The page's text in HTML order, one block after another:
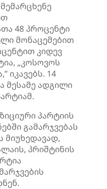
48 პროცენტი
მონაცემებით
კიდევ
„კოსოვოს
იკავებს. 14
მესამე ადგილი
პარტიის
გამარჯვებას
მიუხედავად,
პრიშტინის